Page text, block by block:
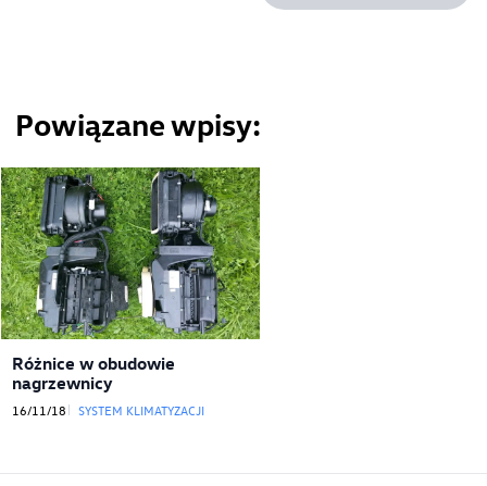
Powiązane wpisy
Różnice w obudowie
nagrzewnicy
16/11/18 SYSTEM KLIMATYZACJI